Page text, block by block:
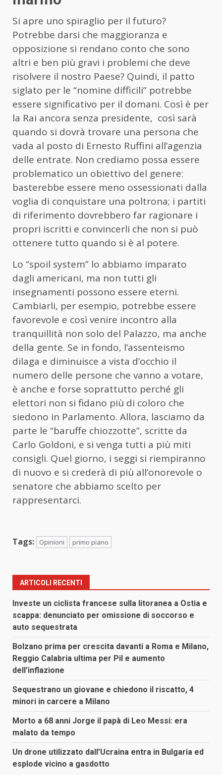
Si apre uno spiraglio per il futuro?
Potrebbe darsi che maggioranza e
opposizione si rendano conto che sono
altri e ben più gravi i problemi che deve
risolvere il nostro Paese? Quindi, il patto
siglato per le “nomine difficili” potrebbe
essere significativo per il domani. Così è per
la Rai ancora senza presidente, così sarà
quando si dovrà trovare una persona che
vada al posto di Ernesto Ruffini all’agenzia
delle entrate. Non crediamo possa essere
problematico un obiettivo del genere:
basterebbe essere meno ossessionati dalla
voglia di conquistare una poltrona; i partiti
di riferimento dovrebbero far ragionare i
propri iscritti e convincerli che non si può
ottenere tutto quando si è al potere.
Lo “spoil system” lo abbiamo imparato
dagli americani, ma non tutti gli
insegnamenti possono essere eterni.
Cambiarli, per esempio, potrebbe essere
favorevole e così venire incontro alla
tranquillità non solo del Palazzo, ma anche
della gente. Se in fondo, l’assenteismo
dilaga e diminuisce a vista d’occhio il
numero delle persone che vanno a votare,
è anche e forse soprattutto perché gli
elettori non si fidano più di coloro che
siedono in Parlamento. Allora, lasciamo da
parte le “baruffe chiozzotte”, scritte da
Carlo Goldoni, e si venga tutti a più miti
consigli. Quel giorno, i seggi si riempiranno
di nuovo e si crederà di più all’onorevole o
senatore che abbiamo scelto per
rappresentarci.
Tags: Opinioni primo piano
ARTICOLI RECENTI
Investe un ciclista francese sulla litoranea a Ostia e
scappa: denunciato per omissione di soccorso e
auto sequestrata
Bolzano prima per crescita davanti a Roma e Milano,
Reggio Calabria ultima per Pil e aumento
dell’inflazione
Sequestrano un giovane e chiedono il riscatto, 4
minori in carcere a Milano
Morto a 68 anni Jorge il papà di Leo Messi: era
malato da tempo
Un drone utilizzato dall’Ucraina entra in Bulgaria ed
esplode vicino a gasdotto